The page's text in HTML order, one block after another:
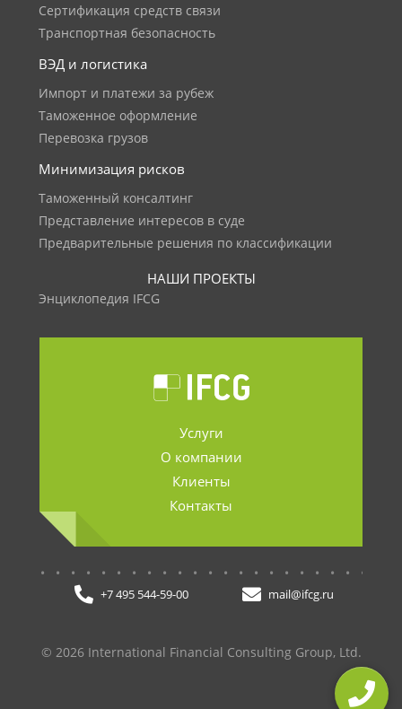
Сертификация средств связи
Транспортная безопасность
ВЭД и логистика
Импорт и платежи за рубеж
Таможенное оформление
Перевозка грузов
Минимизация рисков
Таможенный консалтинг
Представление интересов в суде
Предварительные решения по классификации
НАШИ ПРОЕКТЫ
Энциклопедия IFCG
Услуги
О компании
Клиенты
Контакты
+7 495 544-59-00 mail@ifcg.ru
© 2026 International Financial Consulting Group, Ltd.